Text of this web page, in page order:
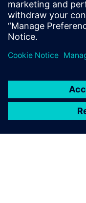
Tehnička
aplikacija i česta